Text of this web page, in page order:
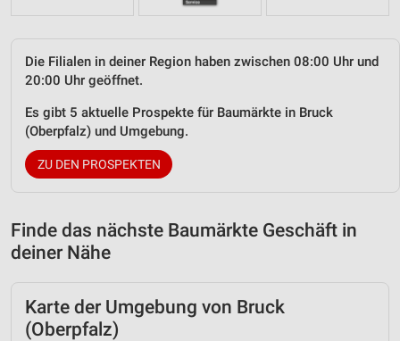
Die Filialen in deiner Region haben zwischen 08:00 Uhr und
20:00 Uhr geöffnet.
Es gibt 5 aktuelle Prospekte für Baumärkte in Bruck
(Oberpfalz) und Umgebung.
ZU DEN PROSPEKTEN
Finde das nächste Baumärkte Geschäft in
deiner Nähe
Karte der Umgebung von Bruck
(Oberpfalz)